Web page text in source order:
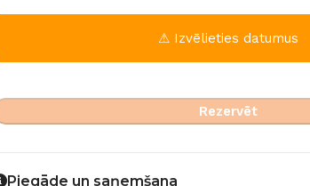
⚠ Izvēlieties datumus
Rezervēt
Piegāde un saņemšana